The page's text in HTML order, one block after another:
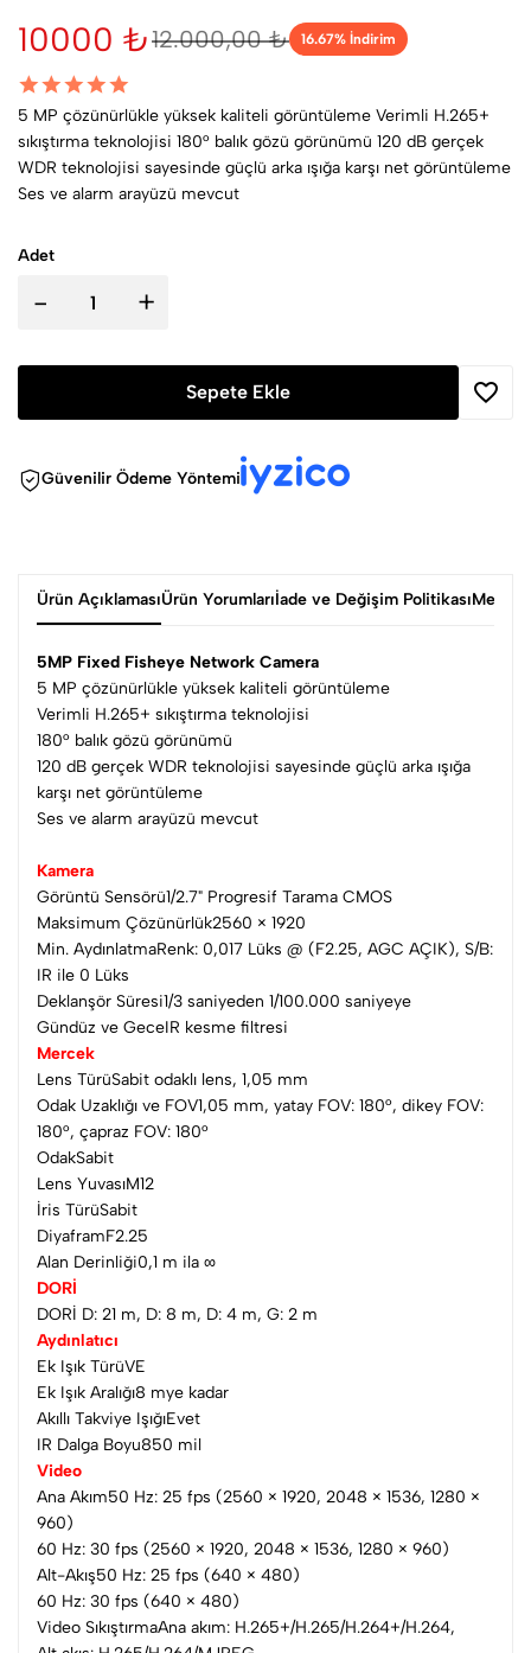
10000 ₺12.000,00 ₺ 16.67% İndirim
5 MP çözünürlükle yüksek kaliteli görüntüleme Verimli H.265+
sıkıştırma teknolojisi 180° balık gözü görünümü 120 dB gerçek
WDR teknolojisi sayesinde güçlü arka ışığa karşı net görüntüleme
Ses ve alarm arayüzü mevcut
Adet
- +
Sepete Ekle
Güvenilir Ödeme Yöntemi
Ürün AçıklamasıÜrün Yorumlarıİade ve Değişim Politikası
5MP Fixed Fisheye Network Camera
5 MP çözünürlükle yüksek kaliteli görüntüleme
Verimli H.265+ sıkıştırma teknolojisi
180° balık gözü görünümü
120 dB gerçek WDR teknolojisi sayesinde güçlü arka ışığa
karşı net görüntüleme
Ses ve alarm arayüzü mevcut
Kamera
Görüntü Sensörü1/2.7" Progresif Tarama CMOS
Maksimum Çözünürlük2560 × 1920
Min. AydınlatmaRenk: 0,017 Lüks @ (F2.25, AGC AÇIK), S/B:
IR ile 0 Lüks
Deklanşör Süresi1/3 saniyeden 1/100.000 saniyeye
Gündüz ve GeceIR kesme filtresi
Mercek
Lens TürüSabit odaklı lens, 1,05 mm
Odak Uzaklığı ve FOV1,05 mm, yatay FOV: 180°, dikey FOV:
180°, çapraz FOV: 180°
OdakSabit
Lens YuvasıM12
İris TürüSabit
DiyaframF2.25
Alan Derinliği0,1 m ila ∞
DORİ
DORİ D: 21 m, D: 8 m, D: 4 m, G: 2 m
Aydınlatıcı
Ek Işık TürüVE
Ek Işık Aralığı8 mye kadar
Akıllı Takviye IşığıEvet
IR Dalga Boyu850 mil
Video
Ana Akım50 Hz: 25 fps (2560 × 1920, 2048 × 1536, 1280 ×
960)
60 Hz: 30 fps (2560 × 1920, 2048 × 1536, 1280 × 960)
Alt-Akış50 Hz: 25 fps (640 × 480)
60 Hz: 30 fps (640 × 480)
Video SıkıştırmaAna akım: H.265+/H.265/H.264+/H.264,